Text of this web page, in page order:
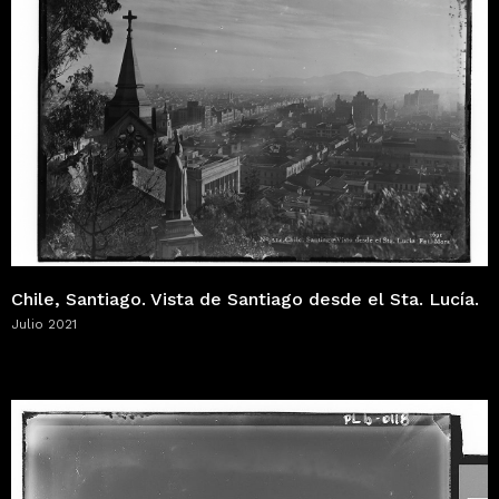
Chile, Santiago. Vista de Santiago desde el Sta. Lucía.
Julio 2021